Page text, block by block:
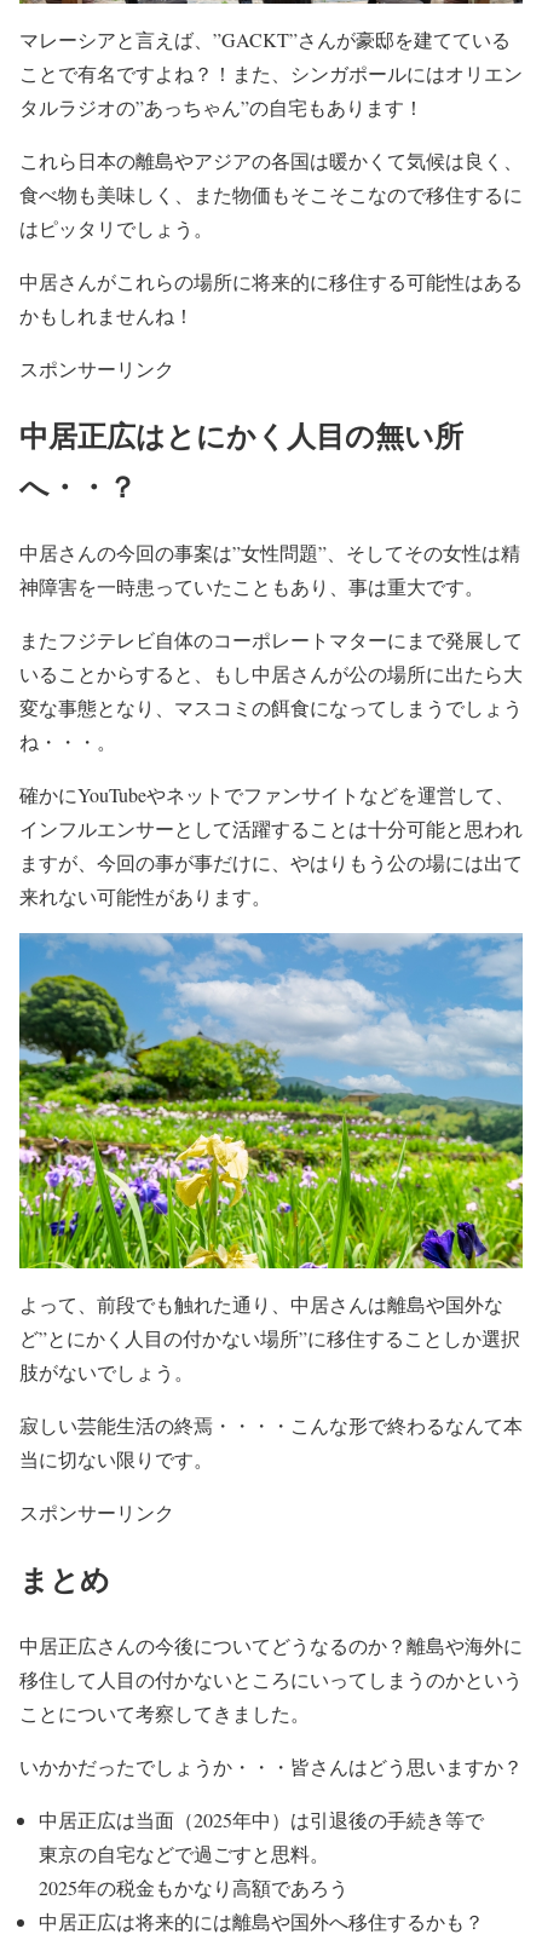
マレーシアと言えば、 ”GACKT”さんが豪邸を建てている
ことで有名ですよね？！また、 シンガポールにはオリエン
タルラジオの”あっちゃん”の自宅もあります！
これら日本の離島やアジアの各国は暖かくて気候は良く、
食べ物も美味しく、また物価もそこそこなので移住するに
はピッタリでしょう。
中居さんがこれらの場所に将来的に移住する可能性はある
かも しれませんね！
スポンサーリンク
中居正広はとにかく人目の無い所
へ・・？
中居さんの今回の事案は”女性問題” 、そしてその女性は精
神障害を一時患っていたこともあり、 事は重大です。
またフジテレビ自体のコーポレートマターにまで発展して
いることからすると、
もし中居さんが公の場所に出たら大
変な事態となり、 マスコミの餌食になってしまう でしょう
ね・・・。
確かにYouTubeやネットでファンサイトなどを運営して、
インフルエンサーとして活躍することは十分可能と思われ
ますが、今回の事が事だけに、やはり もう公の場には出て
来れない可能性があります。
よって、前段でも触れた通り、中居さんは離島や国外な
ど”とにかく人目の付かない場所”に移住することしか選択
肢がないでしょう。
寂しい芸能生活の終焉 ・・・・ こんな形で終わるなんて本
当に切ない限り です。
スポンサーリンク
まとめ
中居正広さんの今後についてどうなるのか？離島や海外に
移住して人目の付かないところにいってしまうのかという
ことについて考察してきました。
いかかだったでしょうか・・・皆さんはどう思いますか？
中居正広は当面（2025年中）は引退後の手続き等で
東京の自宅などで過ごすと思料。
2025年の税金もかなり高額であろう
中居正広は将来的には離島や国外へ移住するかも？